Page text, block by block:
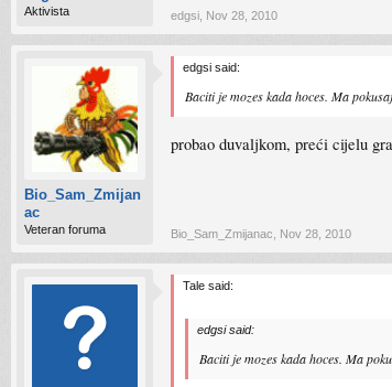
Aktivista edgsi Nov 28, 2010
Bio_Sam_Zmijan
ac
Veteran foruma
edgsi said:
Baciti je mozes kada hoces. Ma
probao duvaljkom, preći cijelu
Bio_Sam_Zmijanac Nov 28, 2010
Tale said:
edgsi said:
Baciti je mozes kada hoces. Ma